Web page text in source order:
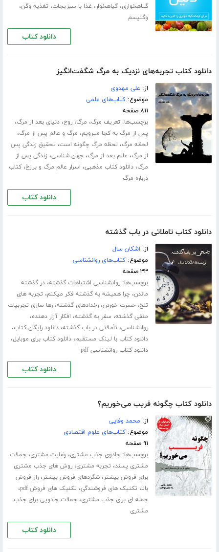
گیاهخواری،گیاهخوار، غذا با سبزیجات، تغذیه وگن،
وگنیسم
دانلود کتاب
دانلود کتاب تجربه‌های نزدیک به مرگ شگفت‌انگیز
از: علی مهدوی
موضوع:کتاب‌های علمی
۸۱۱ صفحه
برچسب‌ها: تعریف مرگ، مرگ،روح،دنیای بعد از مرگ،
پس از مرگ به کجا میرویم، مرگ و عالم پس از مرگ،
لحظه مرگ، لحظه مرگ چگونه است، تحقیق زندگی پس
از مرگ، عالم بعد از مرگ، جهان شناسی، زندگی پس از
مرگ،دانلود کتاب مذهبی، اسرار عالم مرگ و برزخ،کتاب
درباره مرگ
دانلود کتاب
دانلود کتاب تاملاتی در باب گذشته
از: اشکان سال
موضوع:کتاب‌های روانشناسی
۳۳ صفحه
برچسب‌ها:روانشناسی اشتباهات گذشته،در گذشته
ماندن، چرا همیشه به گذشته فکر میکنم، تجربه های
تلخ،حسرت خوردن،رخدادهای گذشته،رها سازی تجربیات
منفی گذشته، سفر به گذشته، افکار آزار دهنده،
روانشناسی، تأملاتی در باب گذشته،دانلود رایگان کتاب،
دانلود کتاب با لینک مستقیم،دانلود کتاب برای موبایل،
دانلود کتاب روانشناسی pdf
دانلود کتاب
دانلود کتاب چگونه فریب می‌خوریم؟
از: محمد وفایی
موضوع:کتاب‌های علوم اقتصادی
۹۱ صفحه
برچسب‌ها: جادوی جذب مشتری،رضایت مشتری، جملات
مشتری پسند، تجربه مشتری،روش های جذب مشتری
برای فروش بیشتر،شگردهای فروش بیشتر،راز فروش
بالا، تکنیک های فروشندگی، تکنیک های فروش pdf ،
جمله ای برای جذب مشتری، جملات جادویی برای جذب
مشتری
دانلود کتاب